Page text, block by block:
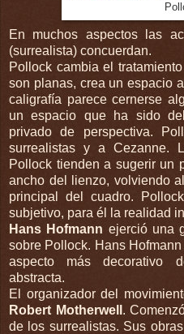
En muchos aspectos las
(surrealista) concuerdan.
Pollock cambia el
son planas, crea un espacio
caligrafía parece cernerse
un espacio que ha sido
privado de perspectiva.
surrealistas y a Cezanne.
Pollock tienden a sugerir un
ancho del lienzo, volviendo
principal del cuadro.
subjetivo, para él la realidad
Hans Hofmann ejerció una
sobre Pollock. Hans
aspecto más decorativo
abstracta.
El organizador del
Robert Motherwell .
de los surrealistas. Sus